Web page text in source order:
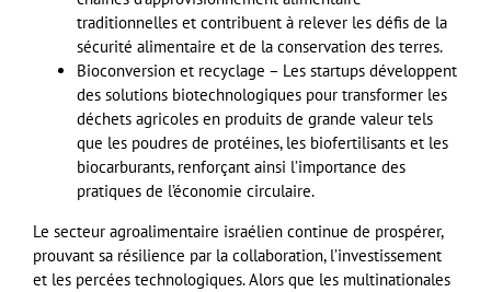
traditionnelles et contribuent à relever les défis de la
sécurité alimentaire et de la conservation des terres.
Bioconversion et recyclage – Les startups développent
des solutions biotechnologiques pour transformer les
déchets agricoles en produits de grande valeur tels
que les poudres de protéines, les biofertilisants et les
biocarburants, renforçant ainsi l’importance des
pratiques de l’économie circulaire.
Le secteur agroalimentaire israélien continue de prospérer,
prouvant sa résilience par la collaboration, l’investissement
et les percées technologiques. Alors que les multinationales